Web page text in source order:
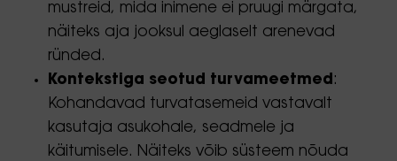
mustreid, mida inimene ei pruugi märgata,
näiteks aja jooksul aeglaselt arenevad
ründed.
Kontekstiga seotud turvameetmed :
Kohandavad turvatasemeid vastavalt
kasutaja asukohale, seadmele ja
käitumisele. Näiteks võib süsteem nõuda